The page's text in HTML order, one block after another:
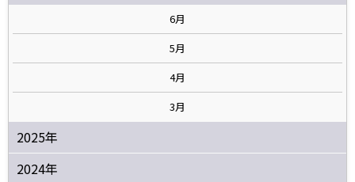
6月
5月
4月
3月
2025年
2024年